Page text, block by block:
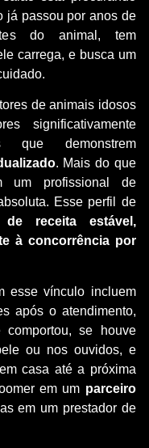
já passou por anos de
do animal, tem
carrega, e busca um
de animais idosos
significativamente
que demonstrem
. Mais do que
um profissional de
Esse perfil de
de receita estável,
à concorrência por
esse vínculo incluem
após o atendimento,
se houve
ou nos ouvidos, e
casa até a próxima
em um parceiro
em um prestador de